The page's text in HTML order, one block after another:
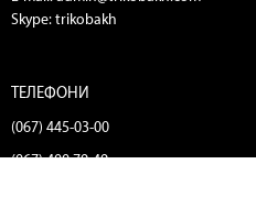
Skype: trikobakh
ТЕЛЕФОНИ
(067) 445-03-00
(067) 400-79-49